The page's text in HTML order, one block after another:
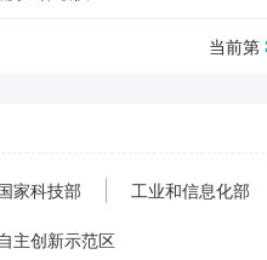
当前第
家科技部 工业和信息化部
主创新示范区